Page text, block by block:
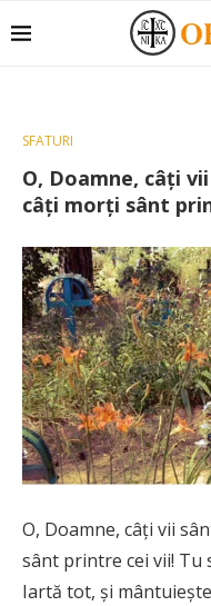
SFATURI
O, Doamne, câţi
câţi morţi sânt
O, Doamne, câţi vii
sânt printre cei vii! Tu
Iartă tot, şi